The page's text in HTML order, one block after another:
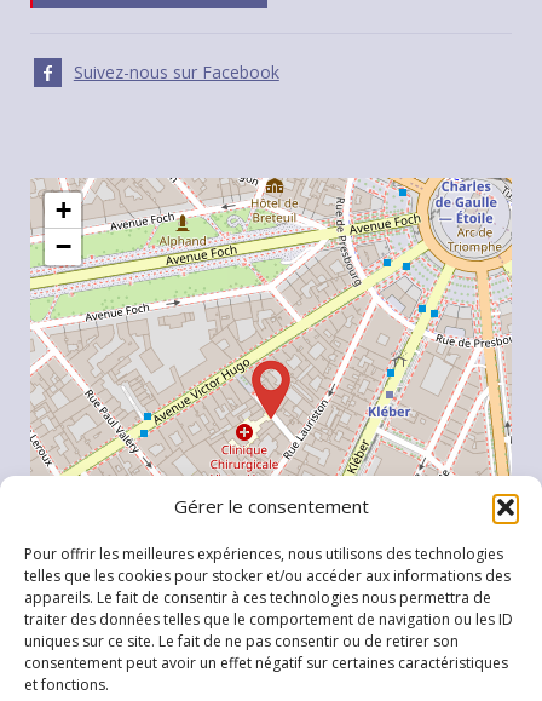
Gérer le consentement
Pour offrir les meilleures expériences, nous utilisons des technologies
telles que les cookies pour stocker et/ou accéder aux informations des
appareils. Le fait de consentir à ces technologies nous permettra de
traiter des données telles que le comportement de navigation ou les ID
uniques sur ce site. Le fait de ne pas consentir ou de retirer son
consentement peut avoir un effet négatif sur certaines caractéristiques
et fonctions.
Suivez-nous sur Facebook
+
−
Leaflet, \r\n©OpenStreetMapcontributeurs